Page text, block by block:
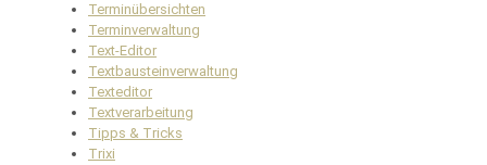
Terminübersichten
Terminverwaltung
Text-Editor
Textbausteinverwaltung
Texteditor
Textverarbeitung
Tipps & Tricks
Trixi